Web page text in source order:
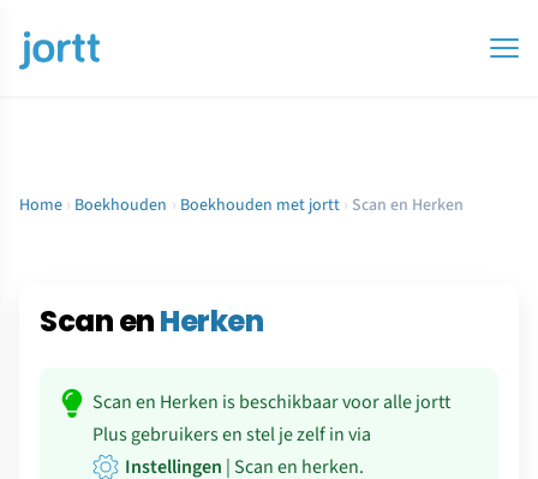
Home › Boekhouden › Boekhouden met jortt › Scan en Herken
Scan enHerken
Scan en Herken is beschikbaar voor alle jortt
Plus gebruikers en stel je zelf in via
Instellingen | Scan en herken.